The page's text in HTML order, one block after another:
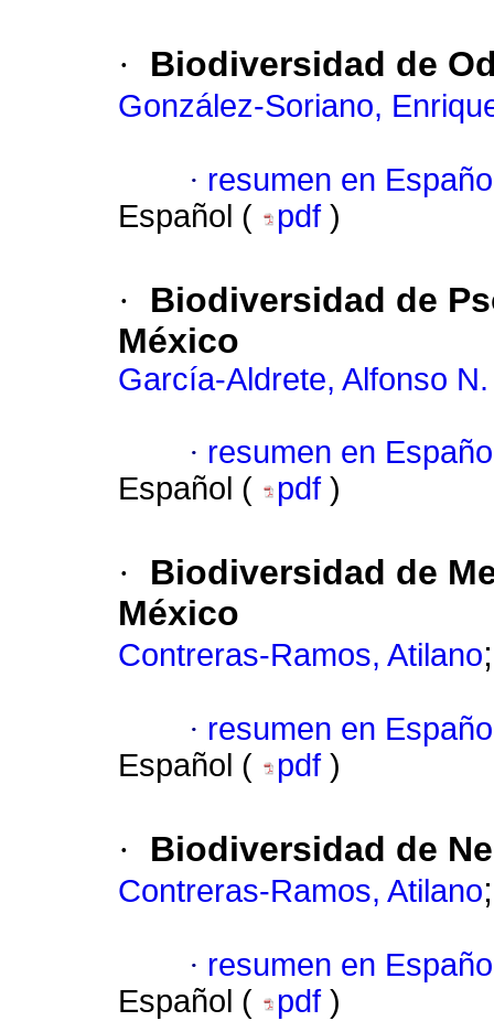
· Biodiversidad de
González-Soriano,
· resumen en
Español (
pdf )
·
Biodiversidad de
México
García-Aldrete, Alfonso N.
· resumen en
Español (
pdf )
·
Biodiversidad de
México
Contreras-Ramos, Atilano
· resumen en
Español (
pdf )
· Biodiversidad de
Contreras-Ramos, Atilano
· resumen en
Español (
pdf )